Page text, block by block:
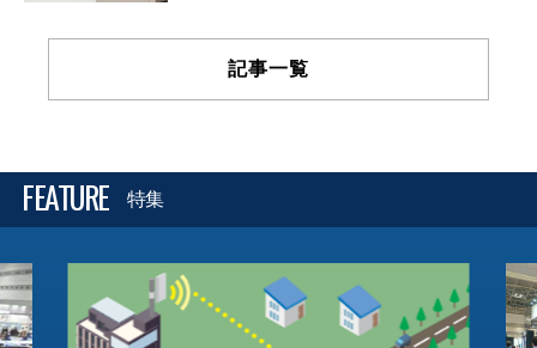
記事一覧
FEATURE 特集